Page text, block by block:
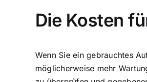
Die Kosten
Wenn Sie ein gebrauchtes
möglicherweise mehr